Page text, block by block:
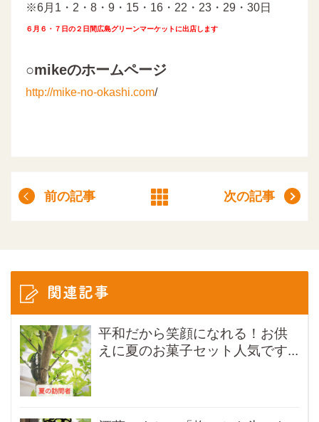
※6月1・2・8・9・15・16・22・23・29・30日
６月６・７日の２日間広島グリーンマーケットに出店します
○mikeのホームページ
http://mike-no-okashi.com/
前の記事 次の記事
関連記事
平和だから笑顔になれる！お供
えに夏のお菓子セット人気です...